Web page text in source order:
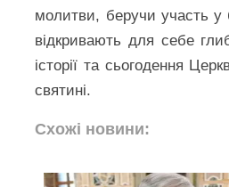
молитви, беручи участь у
відкривають для себе
історії та сьогодення
святині.
Схожі новини: